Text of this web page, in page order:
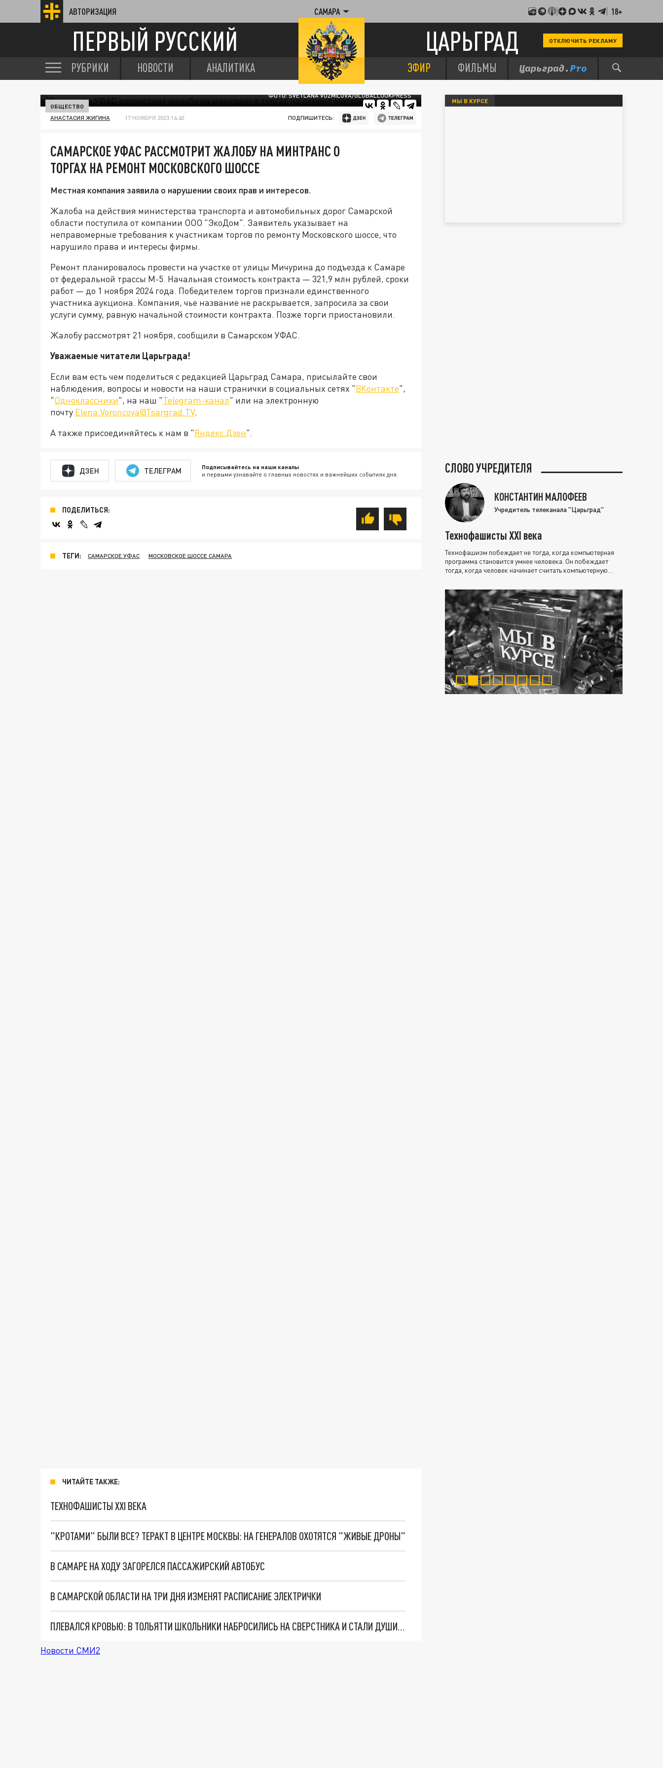
АВТОРИЗАЦИЯ САМАРА 18+
ПЕРВЫЙ РУССКИЙ ЦАРЬГРАД ОТКЛЮЧИТЬ РЕКЛАМУ
РУБРИКИ НОВОСТИ АНАЛИТИКА ЭФИР ФИЛЬМЫ
ФОТО: SVETLANA VOZMILOVA/GLOBALLOOKPRESS
ОБЩЕСТВО
АНАСТАСИЯ ЖИГИНА 17 НОЯБРЯ 2023 14:40 ПОДПИШИТЕСЬ:
САМАРСКОЕ УФАС РАССМОТРИТ ЖАЛОБУ НА МИНТРАНС О
ТОРГАХ НА РЕМОНТ МОСКОВСКОГО ШОССЕ
Местная компания заявила о нарушении своих прав и интересов.
Жалоба на действия министерства транспорта и автомобильных дорог Самарской
области поступила от компании ООО "ЭкоДом". Заявитель указывает на
неправомерные требования к участникам торгов по ремонту Московского шоссе, что
нарушило права и интересы фирмы.
Ремонт планировалось провести на участке от улицы Мичурина до подъезда к Самаре
от федеральной трассы М-5. Начальная стоимость контракта — 321,9 млн рублей, сроки
работ — до 1 ноября 2024 года. Победителем торгов признали единственного
участника аукциона. Компания, чье название не раскрывается, запросила за свои
услуги сумму, равную начальной стоимости контракта. Позже торги приостановили.
Жалобу рассмотрят 21 ноября, сообщили в Самарском УФАС.
Уважаемые читатели Царьграда!
Если вам есть чем поделиться с редакцией Царьград Самара, присылайте свои
наблюдения, вопросы и новости на наши странички в социальных сетях "ВКонтакте",
"Одноклассники", на наш "Telegram-канал" или на электронную
почту Elena.Voroncova@Tsargrad.TV.
А также присоединяйтесь к нам в "Яндекс.Дзен".
ДЗЕН ТЕЛЕГРАМ Подписывайтесь на наши каналы
и первыми узнавайте о главных новостях и важнейших событиях дня.
ПОДЕЛИТЬСЯ:
ТЕГИ: САМАРСКОЕ УФАС МОСКОВСКОЕ ШОССЕ САМАРА
ЧИТАЙТЕ ТАКЖЕ:
ТЕХНОФАШИСТЫ XXI ВЕКА
"КРОТАМИ" БЫЛИ ВСЕ? ТЕРАКТ В ЦЕНТРЕ МОСКВЫ: НА ГЕНЕРАЛОВ ОХОТЯТСЯ "ЖИВЫЕ ДРОНЫ"
В САМАРЕ НА ХОДУ ЗАГОРЕЛСЯ ПАССАЖИРСКИЙ АВТОБУС
В САМАРСКОЙ ОБЛАСТИ НА ТРИ ДНЯ ИЗМЕНЯТ РАСПИСАНИЕ ЭЛЕКТРИЧКИ
ПЛЕВАЛСЯ КРОВЬЮ: В ТОЛЬЯТТИ ШКОЛЬНИКИ НАБРОСИЛИСЬ НА СВЕРСТНИКА И СТАЛИ ДУШИТЬ
Новости СМИ2
МЫ В КУРСЕ
СЛОВО УЧРЕДИТЕЛЯ
КОНСТАНТИН МАЛОФЕЕВ
Учредитель телеканала "Царьград"
Технофашисты XXI века
Технофашизм побеждает не тогда, когда компьютерная
программа становится умнее человека. Он побеждает
тогда, когда человек начинает считать компьютерную